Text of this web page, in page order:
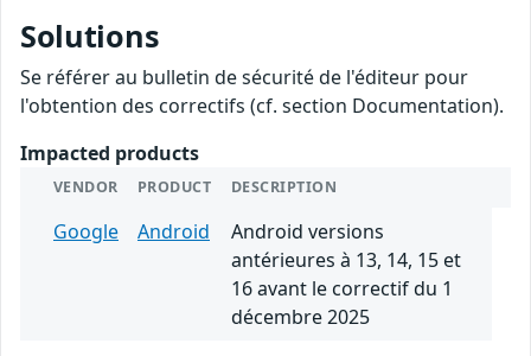
Solutions
Se référer au bulletin de sécurité de l'éditeur pour
l'obtention des correctifs (cf. section Documentation).
Impacted products
VENDOR PRODUCT DESCRIPTION
Google Android
Android versions
antérieures à 13, 14, 15 et
16 avant le correctif du 1
décembre 2025